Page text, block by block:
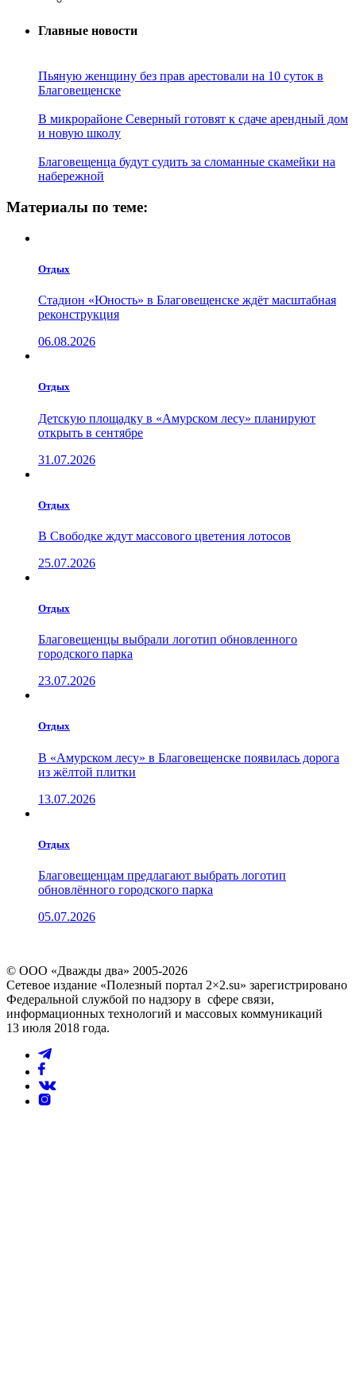
Главные новости
Пьяную женщину без прав арестовали на 10 суток в
Благовещенске
В микрорайоне Северный готовят к сдаче арендный дом
и новую школу
Благовещенца будут судить за сломанные скамейки на
набережной
Материалы по теме:
Отдых
Стадион «Юность» в Благовещенске ждёт масштабная
реконструкция
06.08.2026
Отдых
Детскую площадку в «Амурском лесу» планируют
открыть в сентябре
31.07.2026
Отдых
В Свободке ждут массового цветения лотосов
25.07.2026
Отдых
Благовещенцы выбрали логотип обновленного
городского парка
23.07.2026
Отдых
В «Амурском лесу» в Благовещенске появилась дорога
из жёлтой плитки
13.07.2026
Отдых
Благовещенцам предлагают выбрать логотип
обновлённого городского парка
05.07.2026
© ООО «Дважды два» 2005-2026
Сетевое издание «Полезный портал 2×2.su» зарегистрировано
Федеральной службой по надзору в сфере связи,
информационных технологий и массовых коммуникаций
13 июля 2018 года.